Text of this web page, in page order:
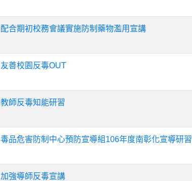
配合期初校務會議實施防制藥物濫用宣講
友善校園反毒OUT
教師反毒知能研習
毒品危害防制中心預防宣導組106年度南彰化宣導研習
加強導師反毒宣講